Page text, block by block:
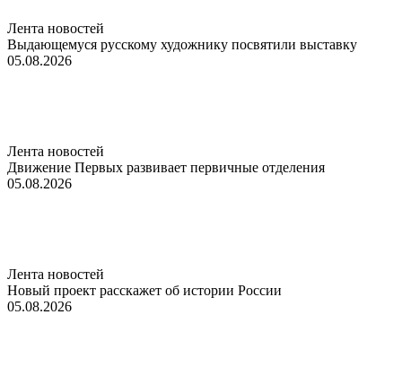
Лента новостей
Выдающемуся русскому художнику посвятили выставку
05.08.2026
Лента новостей
Движение Первых развивает первичные отделения
05.08.2026
Лента новостей
Новый проект расскажет об истории России
05.08.2026